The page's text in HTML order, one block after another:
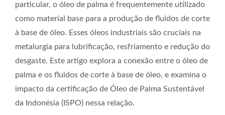
particular, o óleo de palma é frequentemente utilizado
como material base para a produção de fluidos de corte
à base de óleo. Esses óleos industriais são cruciais na
metalurgia para lubrificação, resfriamento e redução do
desgaste. Este artigo explora a conexão entre o óleo de
palma e os fluidos de corte à base de óleo, e examina o
impacto da certificação de Óleo de Palma Sustentável
da Indonésia (ISPO) nessa relação.